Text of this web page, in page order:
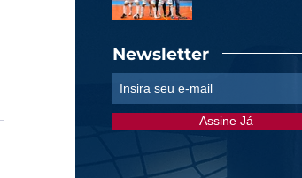
Newsletter
Assine Já